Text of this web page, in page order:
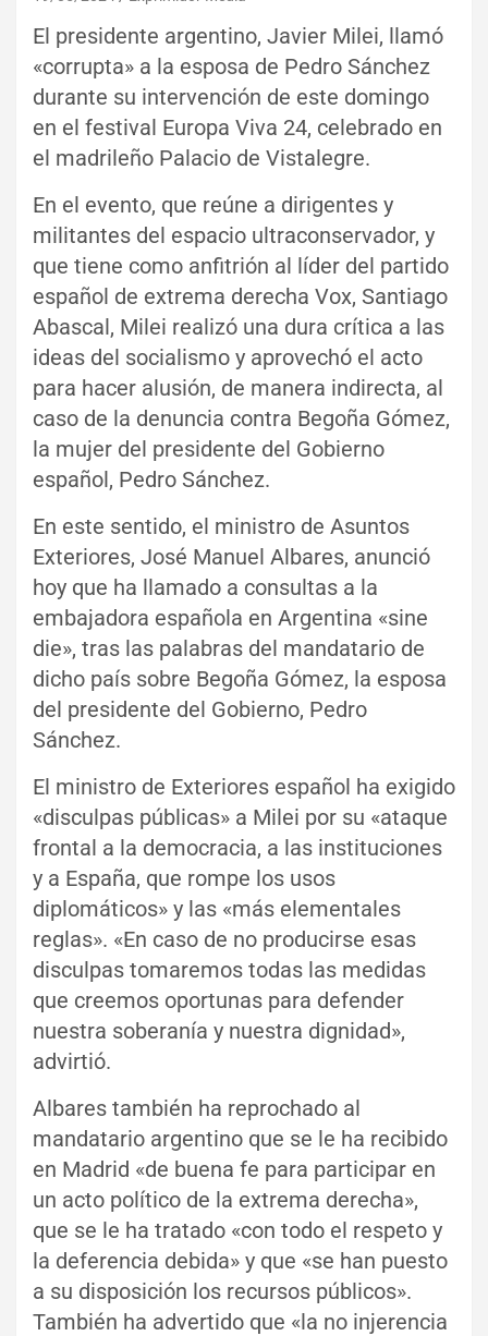
El presidente argentino, Javier Milei, llamó
«corrupta» a la esposa de Pedro Sánchez
durante su intervención de este domingo
en el festival Europa Viva 24, celebrado en
el madrileño Palacio de Vistalegre.
En el evento, que reúne a dirigentes y
militantes del espacio ultraconservador, y
que tiene como anfitrión al líder del partido
español de extrema derecha Vox, Santiago
Abascal, Milei realizó una dura crítica a las
ideas del socialismo y aprovechó el acto
para hacer alusión, de manera indirecta, al
caso de la denuncia contra Begoña Gómez,
la mujer del presidente del Gobierno
español, Pedro Sánchez.
En este sentido, el ministro de Asuntos
Exteriores, José Manuel Albares, anunció
hoy que ha llamado a consultas a la
embajadora española en Argentina «sine
die», tras las palabras del mandatario de
dicho país sobre Begoña Gómez, la esposa
del presidente del Gobierno, Pedro
Sánchez.
El ministro de Exteriores español ha exigido
«disculpas públicas» a Milei por su «ataque
frontal a la democracia, a las instituciones
y a España, que rompe los usos
diplomáticos» y las «más elementales
reglas». «En caso de no producirse esas
disculpas tomaremos todas las medidas
que creemos oportunas para defender
nuestra soberanía y nuestra dignidad»,
advirtió.
Albares también ha reprochado al
mandatario argentino que se le ha recibido
en Madrid «de buena fe para participar en
un acto político de la extrema derecha»,
que se le ha tratado «con todo el respeto y
la deferencia debida» y que «se han puesto
a su disposición los recursos públicos».
También ha advertido que «la no injerencia